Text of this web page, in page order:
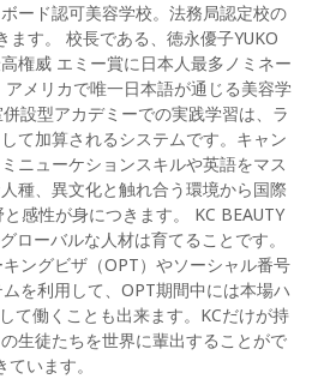
ード認可美容学校。法務局認定校の
ます。 校長である、徳永優子YUKO
権威 エミー賞に日本人最多ノミネー
アメリカで唯一日本語が通じる美容学
設型アカデミーでの実践学習は、ラ
て加算されるシステムです。キャン
ニューケションスキルや英語をマス
種、異文化と触れ合う環境から国際
感性が身につきます。 KC BEAUTY
ローバルな人材は育てることです。
ングビザ（OPT）やソーシャル番号
を利用して、OPT期間中には本場ハ
て働くことも出来ます。KCだけが持
生徒たちを世界に輩出することがで
ています。